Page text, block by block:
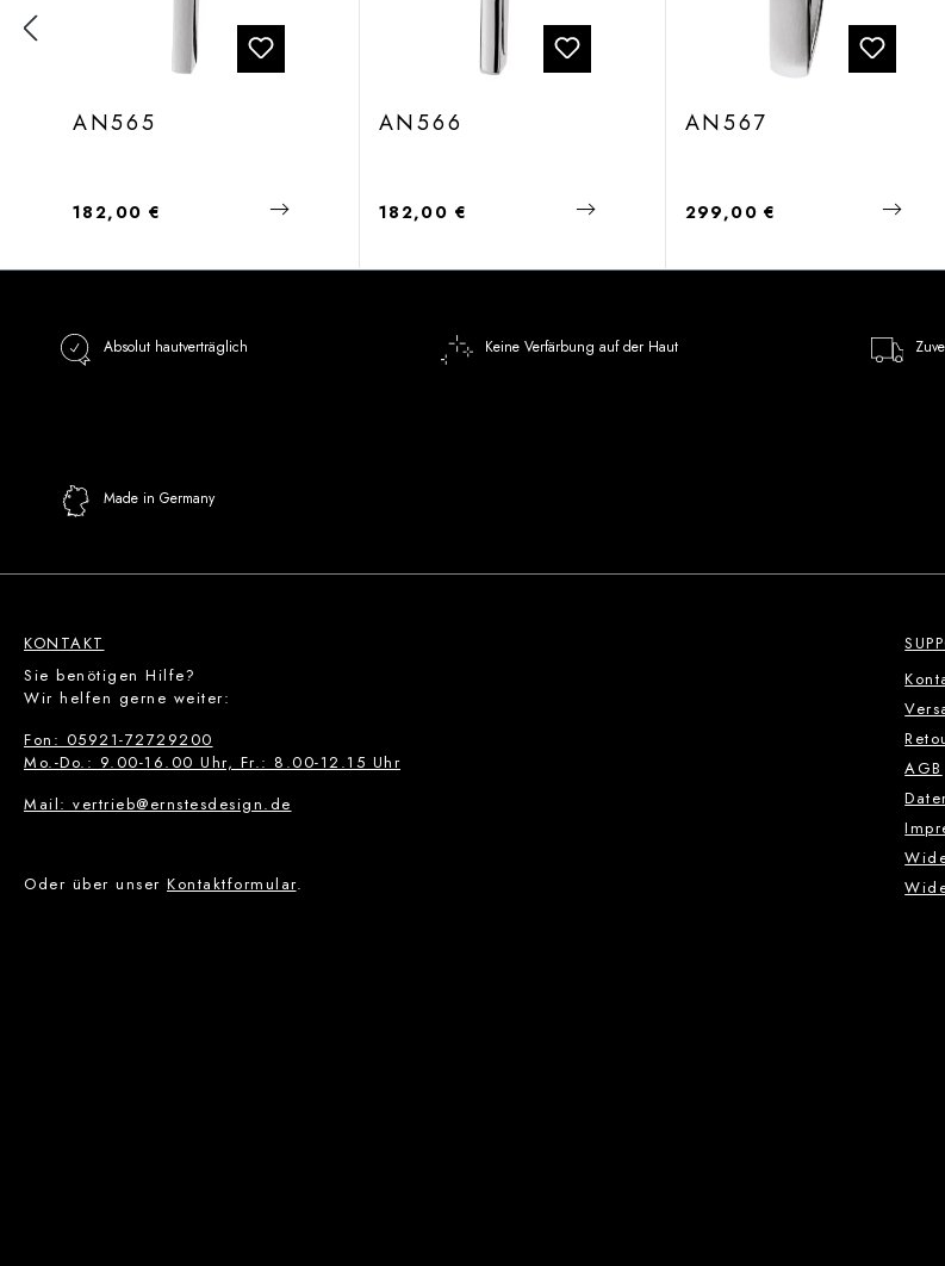
AN565
Regulärer Preis:
182,00 €
AN566
Regulärer Preis:
182,00 €
AN567
Regulärer Preis:
299,00 €
Absolut hautverträglich Keine Verfärbung auf der Haut
Made in Germany
KONTAKT
Sie benötigen Hilfe?
Wir helfen gerne weiter:
Fon: 05921-72729200
Mo.-Do.: 9.00-16.00 Uhr, Fr.: 8.00-12.15 Uhr
Mail: vertrieb@ernstesdesign.de
Oder über unser Kontaktformular.
AGB